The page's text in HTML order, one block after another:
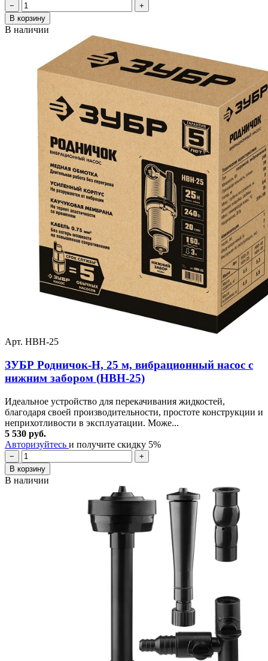
−
+
В корзину
В наличии
Арт. НВН-25
ЗУБР Родничок-Н, 25 м, вибрационный насос с
нижним забором (НВН-25)
Идеальное устройство для перекачивания жидкостей,
благодаря своей производительности, простоте конструкции и
неприхотливости в эксплуатации. Може...
5 530 руб.
Авторизуйтесь и получите скидку 5%
−
+
В корзину
В наличии